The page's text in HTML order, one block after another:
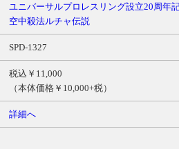
ユニバーサルプロレスリング設立20周年
空中殺法ルチャ伝説
SPD-1327
税込￥11,000
（本体価格￥10,000+税）
詳細へ